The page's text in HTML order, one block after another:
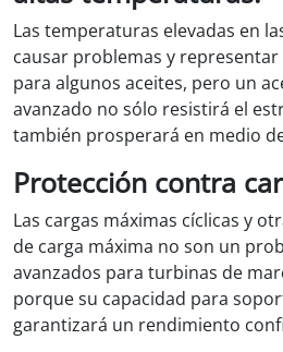
Las temperaturas elevadas en
causar problemas y
para algunos aceites, pero un
avanzado no sólo resistirá el
también prosperará en medio
Protección contra
Las cargas máximas cíclicas y
de carga máxima no son un
avanzados para turbinas de
porque su capacidad para
garantizará un rendimiento